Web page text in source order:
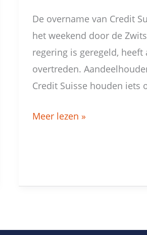
De overname van Credit
het weekend door de
regering is geregeld, heeft
overtreden.
Credit Suisse houden iets
Meer lezen »